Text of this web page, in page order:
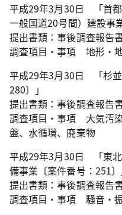
平成29年3月30日 「首
一般国道20号間）建設事
提出書類：事後調査報
調査項目・事項 地形・
平成29年3月30日 「杉並
280〕」
提出書類：事後調査報
調査項目・事項 大気汚
盤、水循環、廃棄物
平成29年3月30日 「東
備事業〔案件番号：251〕
提出書類：事後調査報
調査項目・事項 騒音・